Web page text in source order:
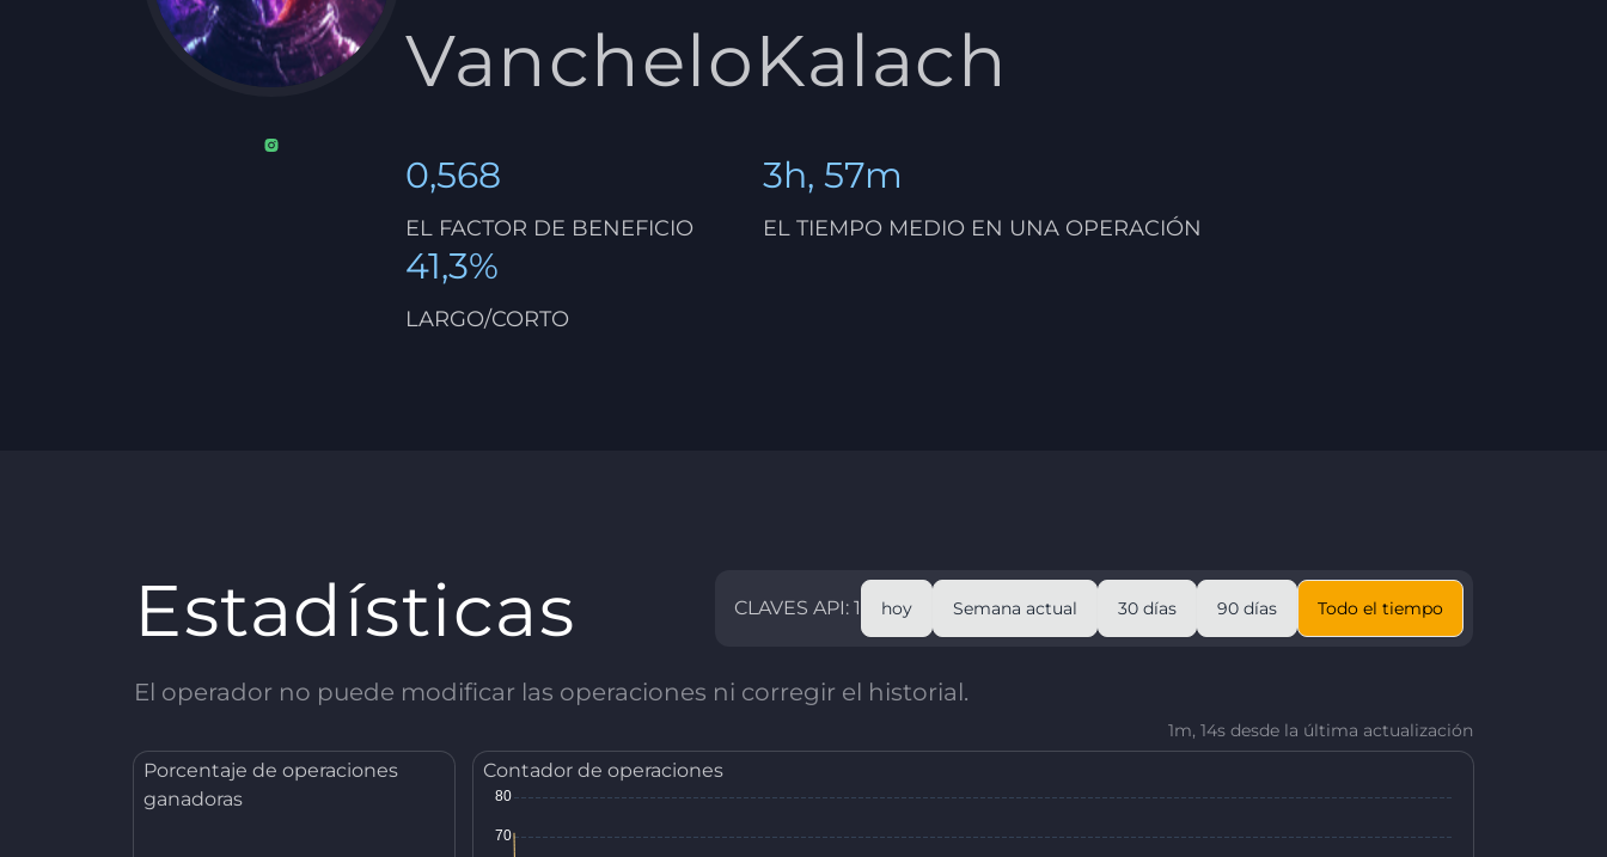
VancheloKalach
0,568
EL FACTOR DE BENEFICIO
3h, 57m
EL TIEMPO MEDIO EN UNA OPERACIÓN
41,3%
LARGO/CORTO
Estadísticas CLAVES API: 1 hoy Semana actual 30 días 90 días Todo el tiempo
El operador no puede modificar las operaciones ni corregir el historial.
1m, 14s desde la última actualización
Porcentaje de operaciones
ganadoras
Contador de operaciones